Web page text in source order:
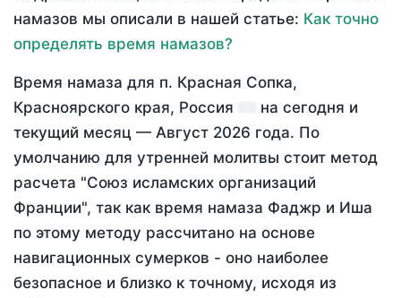
намазов мы описали в нашей статье: Как точно
определять время намазов?
Время намаза для п. Красная Сопка,
Красноярского края, Россия
на сегодня и
текущий месяц — Август 2026 года. По
умолчанию для утренней молитвы стоит метод
расчета "Союз исламских организаций
Франции", так как время намаза Фаджр и Иша
по этому методу рассчитано на основе
навигационных сумерков - оно наиболее
безопасное и близко к точному, исходя из